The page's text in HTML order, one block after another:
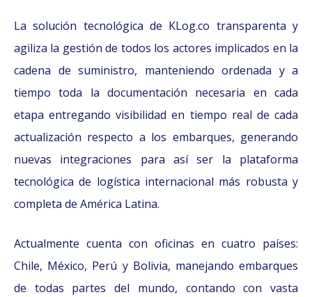
La solución tecnológica de KLog.co transparenta y
agiliza la gestión de todos los actores implicados en la
cadena de suministro, manteniendo ordenada y a
tiempo toda la documentación necesaria en cada
etapa entregando visibilidad en tiempo real de cada
actualización respecto a los embarques, generando
nuevas integraciones para así ser la plataforma
tecnológica de logística internacional más robusta y
completa de América Latina.
Actualmente cuenta con oficinas en cuatro países:
Chile, México, Perú y Bolivia, manejando embarques
de todas partes del mundo, contando con vasta